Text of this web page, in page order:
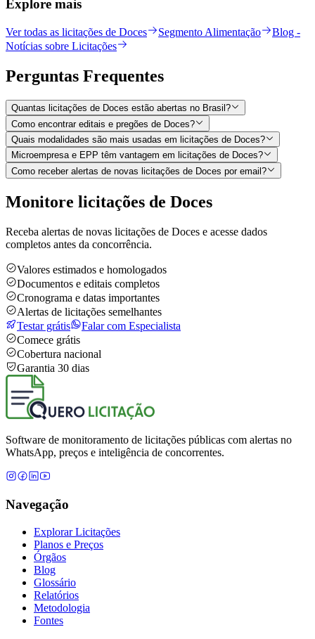
Explore mais
Ver todas as licitações de Doces Segmento Alimentação
Blog -
Notícias sobre Licitações
Perguntas Frequentes
Quantas licitações de Doces estão abertas no Brasil?
Como encontrar editais e pregões de Doces?
Quais modalidades são mais usadas em licitações de Doces?
Microempresa e EPP têm vantagem em licitações de Doces?
Como receber alertas de novas licitações de Doces por email?
Monitore licitações de Doces
Receba alertas de novas licitações de Doces e acesse dados
completos antes da concorrência.
Valores estimados e homologados
Documentos e editais completos
Cronograma e datas importantes
Alertas de licitações semelhantes
Testar grátis
Falar com Especialista
Comece grátis
Cobertura nacional
Garantia 30 dias
Software de monitoramento de licitações públicas com alertas no
WhatsApp, preços e inteligência de concorrentes.
Navegação
Explorar Licitações
Planos e Preços
Órgãos
Blog
Glossário
Relatórios
Metodologia
Fontes